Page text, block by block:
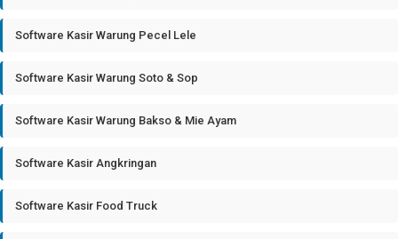
Software Kasir Warung Pecel Lele
Software Kasir Warung Soto & Sop
Software Kasir Warung Bakso & Mie Ayam
Software Kasir Angkringan
Software Kasir Food Truck